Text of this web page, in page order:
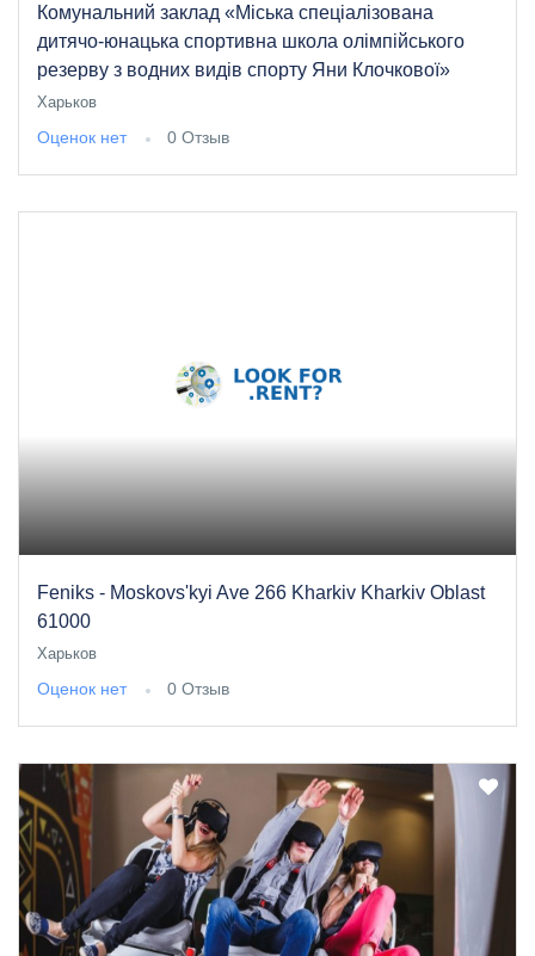
Комунальний заклад «Міська спеціалізована
дитячо-юнацька спортивна школа олімпійського
резерву з водних видів спорту Яни Клочкової»
Харьков
Оценок нет 0 Отзыв
Feniks - Moskovs'kyi Ave 266 Kharkiv Kharkiv Oblast
61000
Харьков
Оценок нет 0 Отзыв